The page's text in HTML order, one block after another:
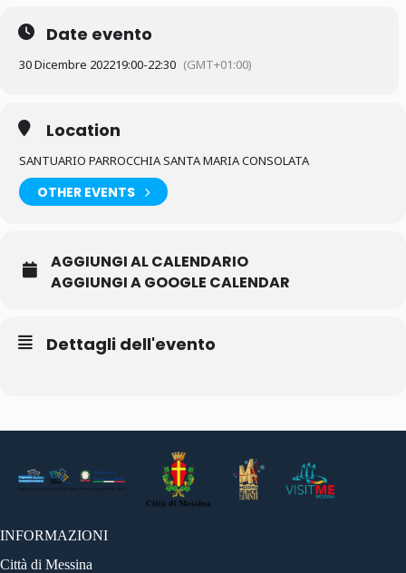
Date evento
30 Dicembre 202219:00-22:30 (GMT+01:00)
Location
SANTUARIO PARROCCHIA SANTA MARIA CONSOLATA
OTHER EVENTS
AGGIUNGI AL CALENDARIO
AGGIUNGI A GOOGLE CALENDAR
Dettagli dell'evento
INFORMAZIONI
Città di Messina